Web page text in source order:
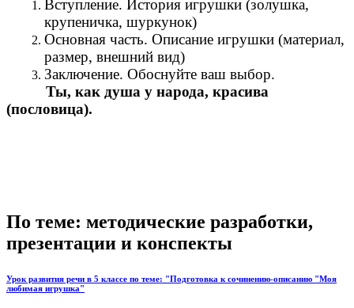
Вступление. История игрушки (золушка,
крупеничка, шуркунок)
Основная часть. Описание игрушки (материал,
размер, внешний вид)
Заключение. Обоснуйте ваш выбор.
Ты, как душа у народа, красива
(пословица).
По теме: методические разработки,
презентации и конспекты
Урок развития речи в 5 классе по теме: "Подготовка к сочинению-описанию "Моя
любимая игрушка"